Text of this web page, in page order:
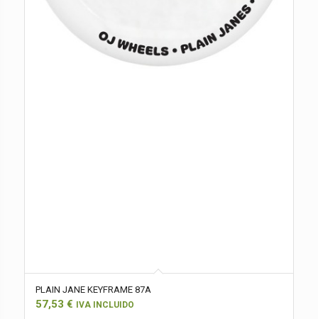
PLAIN JANE KEYFRAME 87A
57,53 € IVA INCLUIDO